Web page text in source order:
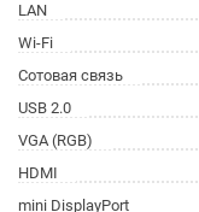
LAN
Wi-Fi
Сотовая связь
USB 2.0
VGA (RGB)
HDMI
mini DisplayPort